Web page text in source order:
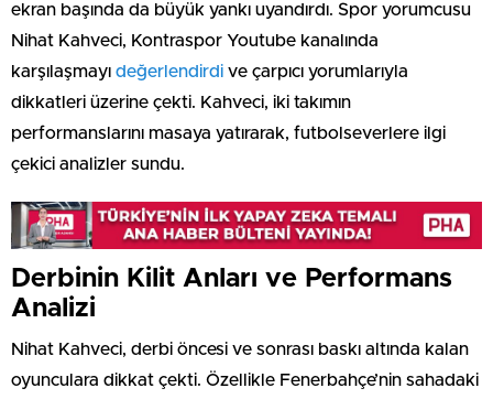
ekran başında da büyük yankı uyandırdı. Spor yorumcusu
Nihat Kahveci, Kontraspor Youtube kanalında
karşılaşmayı değerlendirdi ve çarpıcı yorumlarıyla
dikkatleri üzerine çekti. Kahveci, iki takımın
performanslarını masaya yatırarak, futbolseverlere ilgi
çekici analizler sundu.
Derbinin Kilit Anları ve Performans
Analizi
Nihat Kahveci, derbi öncesi ve sonrası baskı altında kalan
oyunculara dikkat çekti. Özellikle Fenerbahçe’nin sahadaki